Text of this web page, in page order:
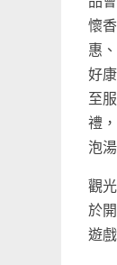
懷
惠
好
至
禮
泡
觀
於
遊